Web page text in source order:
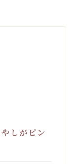
しがピン